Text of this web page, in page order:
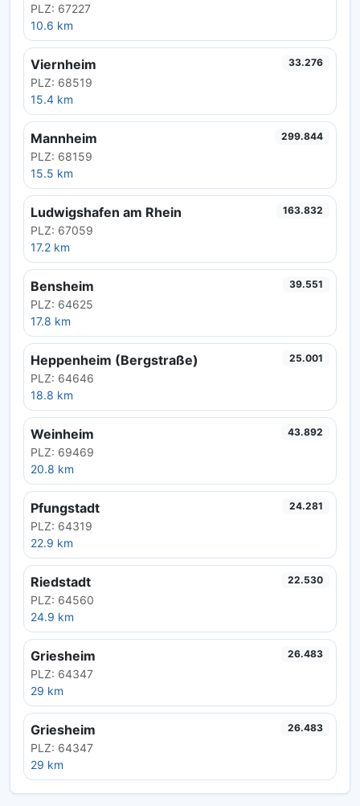
PLZ: 67227
10.6 km
Viernheim
PLZ: 68519
15.4 km
33.276
Mannheim
PLZ: 68159
15.5 km
299.844
Ludwigshafen am Rhein
PLZ: 67059
17.2 km
163.832
Bensheim
PLZ: 64625
17.8 km
39.551
Heppenheim (Bergstraße)
PLZ: 64646
18.8 km
25.001
Weinheim
PLZ: 69469
20.8 km
43.892
Pfungstadt
PLZ: 64319
22.9 km
24.281
Riedstadt
PLZ: 64560
24.9 km
22.530
Griesheim
PLZ: 64347
29 km
26.483
Griesheim
PLZ: 64347
29 km
26.483